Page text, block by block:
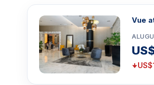
Brickell
As comodidades do Vue
centro de saúde e bem-estar
relaxem e alcancem o máximo
terraço permitem que os
desfrutam de belas vistas da
Vue